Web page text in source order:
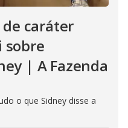
caráter
sobre
| A Fazenda
o que Sidney disse a